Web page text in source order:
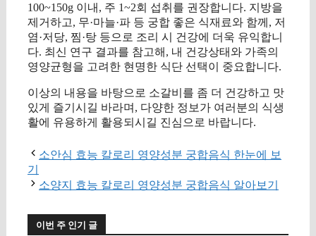
100~150g 이내, 주 1~2회 섭취를 권장합니다. 지방을
제거하고, 무·마늘·파 등 궁합 좋은 식재료와 함께, 저
염·저당, 찜·탕 등으로 조리 시 건강에 더욱 유익합니
다. 최신 연구 결과를 참고해, 내 건강상태와 가족의
영양균형을 고려한 현명한 식단 선택이 중요합니다.
이상의 내용을 바탕으로 소갈비를 좀 더 건강하고 맛
있게 즐기시길 바라며, 다양한 정보가 여러분의 식생
활에 유용하게 활용되시길 진심으로 바랍니다.
소안심 효능 칼로리 영양성분 궁합음식 한눈에 보
기
소양지 효능 칼로리 영양성분 궁합음식 알아보기
이번 주 인기 글